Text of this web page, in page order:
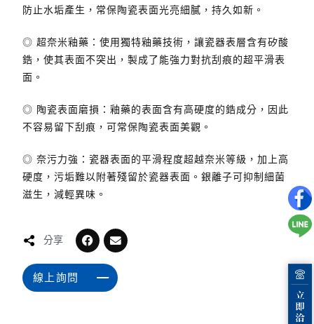
防止水垢產生，常保陶瓷表面光亮細膩，持久如新。
◎ 超奈米釉藥 ： 使用獨特釉藥技術，讓瓷器表層含有矽酸
鋯，使其表面不突出，製成了能強力對抗刮痕的超平滑表
面。
◎ 陶瓷表面磨損 ： 釉藥的表面含有高硬度的鋯成分，因此
不容易留下刮痕，可常保陶瓷表面美觀 。
◎ 奈污力強 ： 瓷器表面的平滑程度超越奈米等級，加上高
硬度，污垢難以附著殘留於瓷器表面。銀離子可抑制細菌
滋生，減輕異味。
分享
線上詢問